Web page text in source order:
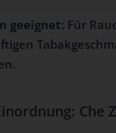
geeignet: Für
Che